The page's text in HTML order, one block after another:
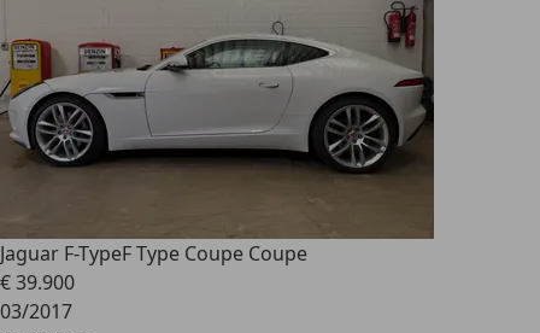
Jaguar F-TypeF Type Coupe Coupe
€ 39.900
03/2017